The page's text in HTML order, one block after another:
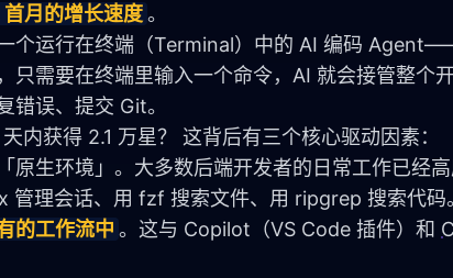
首月的增长速度。
个运行在终端（Terminal）中的 AI 编码
只需要在终端里输入一个命令，AI 就会接管整个
错误、提交 Git。
内获得 2.1 万星？ 这背后有三个核心驱动因素：
原生环境」。大多数后端开发者的日常工作已经
理会话、用 fzf 搜索文件、用 ripgrep 搜索代码
的工作流中 。这与 Copilot（VS Code 插件）和